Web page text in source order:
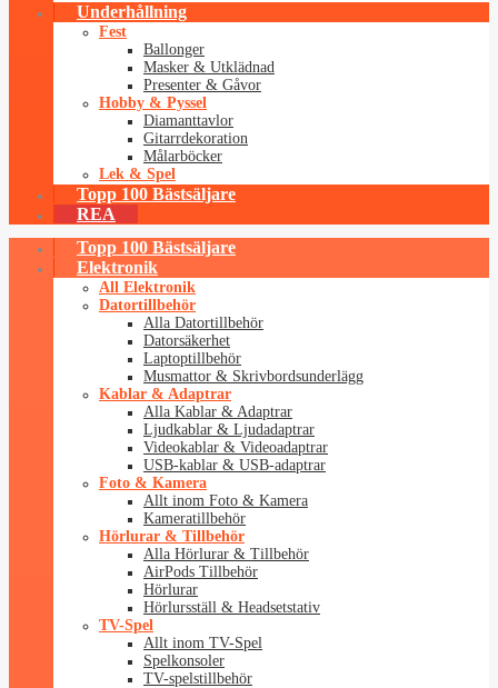
Underhållning
Fest
Ballonger
Masker & Utklädnad
Presenter & Gåvor
Hobby & Pyssel
Diamanttavlor
Gitarrdekoration
Målarböcker
Lek & Spel
Topp 100 Bästsäljare
REA
Topp 100 Bästsäljare
Elektronik
All Elektronik
Datortillbehör
Alla Datortillbehör
Datorsäkerhet
Laptoptillbehör
Musmattor & Skrivbordsunderlägg
Kablar & Adaptrar
Alla Kablar & Adaptrar
Ljudkablar & Ljudadaptrar
Videokablar & Videoadaptrar
USB-kablar & USB-adaptrar
Foto & Kamera
Allt inom Foto & Kamera
Kameratillbehör
Hörlurar & Tillbehör
Alla Hörlurar & Tillbehör
AirPods Tillbehör
Hörlurar
Hörlursställ & Headsetstativ
TV-Spel
Allt inom TV-Spel
Spelkonsoler
TV-spelstillbehör